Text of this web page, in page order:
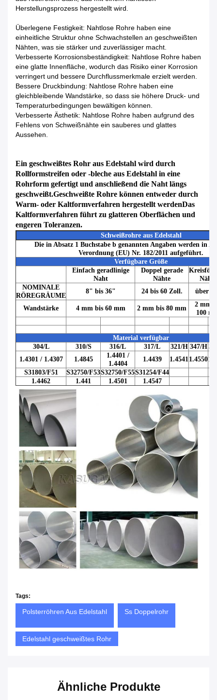
Herstellungsprozess hergestellt wird.
Überlegene Festigkeit: Nahtlose Rohre haben eine
einheitliche Struktur ohne Schwachstellen an geschweißten
Nähten, was sie stärker und zuverlässiger macht.
Verbesserte Korrosionsbeständigkeit: Nahtlose Rohre haben
eine glatte Innenfläche, wodurch das Risiko einer Korrosion
verringert und bessere Durchflussmerkmale erzielt werden.
Bessere Druckbindung: Nahtlose Rohre haben eine
gleichbleibende Wandstärke, so dass sie höhere Druck- und
Temperaturbedingungen bewältigen können.
Verbesserte Ästhetik: Nahtlose Rohre haben aufgrund des
Fehlens von Schweißnähte ein sauberes und glattes
Aussehen.
Ein geschweißtes Rohr aus Edelstahl wird durch
Rollformstreifen oder -bleche aus Edelstahl in eine
Rohrform gefertigt und anschließend die Naht längs
geschweißt.Geschweißte Rohre können entweder durch
Warm- oder Kaltformverfahren hergestellt werdenDas
Kaltformverfahren führt zu glatteren Oberflächen und
engeren Toleranzen.
Schweißrohre aus Edelstahl
Die in Absatz 1 Buchstabe b genannten Angaben werden in
Verordnung (EU) Nr. 182/2011 aufgeführt.
Verfügbare Größe
Einfach geradlinige
Naht
Doppel gerade
Nähte
Nähte
NOMINALE
RÖREGRÄUME
8" bis 36" 24 bis 60 Zoll. über
Wandstärke 4 mm bis 60 mm 2 mm bis 80 mm
2 mm
100
Material verfügbar
304/L
310/S 316/L 317/L 321/H 347/H
1.4301 / 1.4307
1.4845
1.4401 /
1.4404
1.4439 1.45411.4550
S31803/F51
S32750/F53S32750/F55S31254/F44
1.4462
1.441 1.4501 1.4547
Tags:
Polsterröhren Aus Edelstahl Ss Doppelrohr
Edelstahl geschweißtes Rohr
Ähnliche Produkte